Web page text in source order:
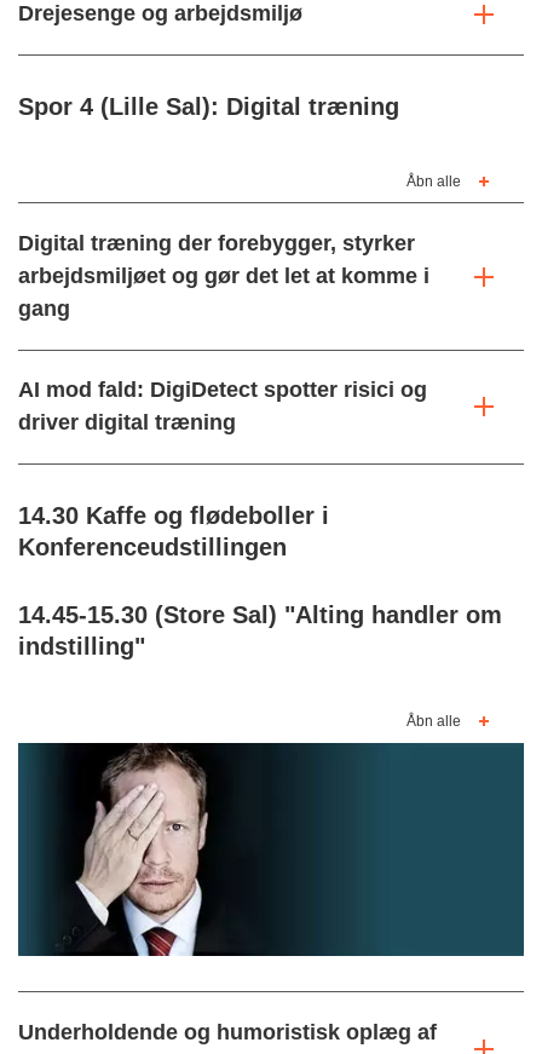
Drejesenge og arbejdsmiljø
Spor 4 (Lille Sal): Digital træning
Åbn alle
Digital træning der forebygger, styrker
arbejdsmiljøet og gør det let at komme i
gang
AI mod fald: DigiDetect spotter risici og
driver digital træning
14.30 Kaffe og flødeboller i
Konferenceudstillingen
14.45-15.30 (Store Sal) "Alting handler om
indstilling"
Åbn alle
Underholdende og humoristisk oplæg af